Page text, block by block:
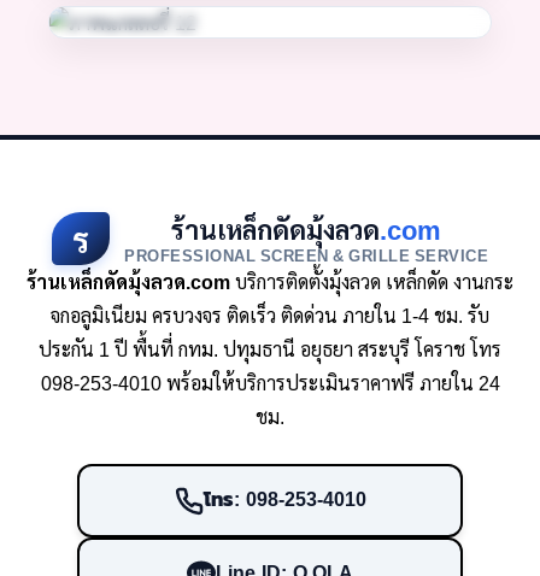
ร ร้านเหล็กดัดมุ้งลวด.com
PROFESSIONAL SCREEN & GRILLE SERVICE
ร้านเหล็กดัดมุ้งลวด.comบริการติดตั้งมุ้งลวด เหล็กดัด งานกระ
จกอลูมิเนียม ครบวงจร ติดเร็ว ติดด่วน ภายใน 1-4 ชม. รับ
ประกัน 1 ปี พื้นที่ กทม. ปทุมธานี อยุธยา สระบุรี โคราช โทร
098-253-4010 พร้อมให้บริการประเมินราคาฟรี ภายใน 24
ชม.
โทร: 098-253-4010